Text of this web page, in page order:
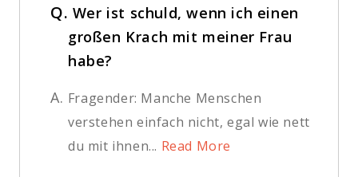
Q. Wer ist schuld, wenn ich einen
großen Krach mit meiner Frau
habe?
A. Fragender: Manche Menschen
verstehen einfach nicht, egal wie nett
du mit ihnen... Read More